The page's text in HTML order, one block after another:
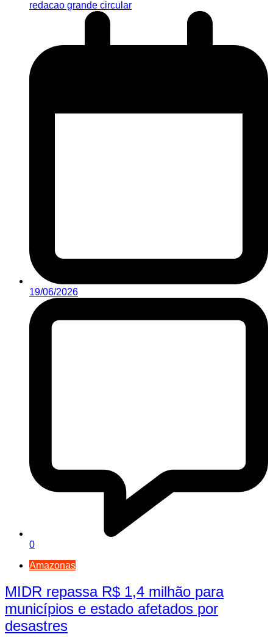
redacao grande circular
19/06/2026
0
Amazonas
MIDR repassa R$ 1,4 milhão para
municípios e estado afetados por
desastres